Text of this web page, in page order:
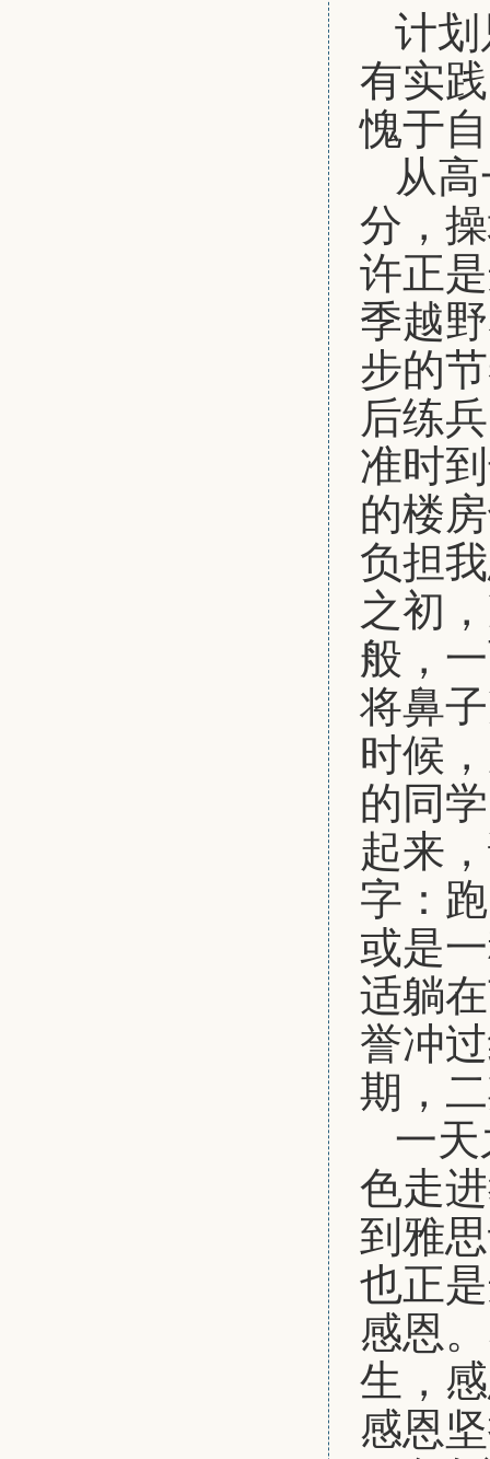
计
有实
愧于
从
分，
许正
季越
步的
后练
准时
的楼
负担
之初
般，
将鼻
时候
的同
起来
字：
或是
适躺
誉冲
期，
一
色走
到雅
也正
感恩
生，
感恩